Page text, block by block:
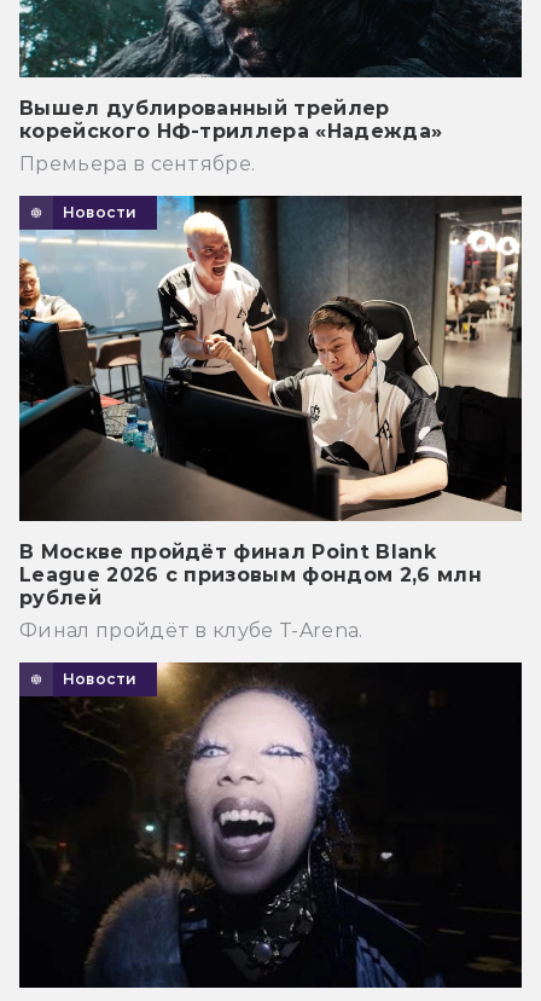
Вышел дублированный трейлер
корейского НФ-триллера «Надежда»
Премьера в сентябре.
Новости
В Москве пройдёт финал Point Blank
League 2026 с призовым фондом 2,6 млн
рублей
Финал пройдёт в клубе T-Arena.
Новости